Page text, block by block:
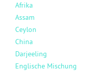
Afrika
Assam
Ceylon
China
Darjeeling
Englische Mischung